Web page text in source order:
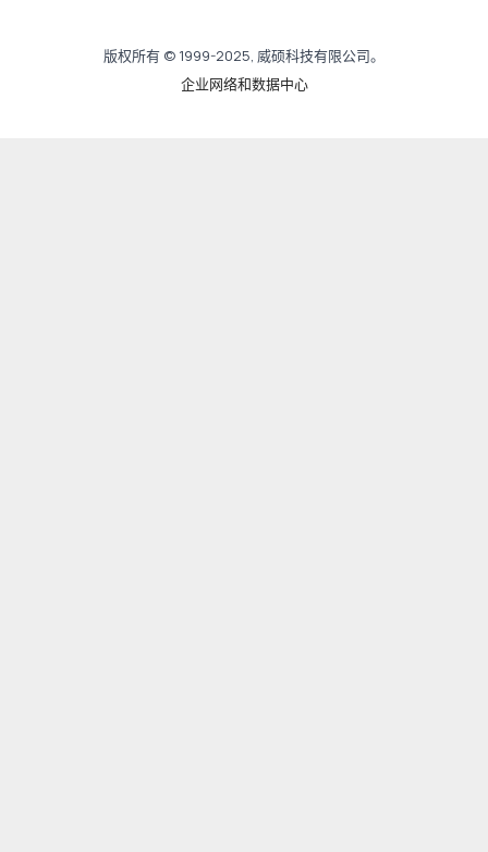
版权所有 © 1999-2025, 威硕科技有限公司。
企业网络和数据中心